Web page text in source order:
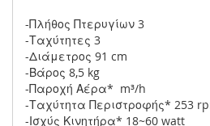
-Πλήθος Πτερυγίων 3
-Ταχύτητες 3
-Διάμετρος 91 cm
-Βάρος 8,5 kg
-Παροχή Αέρα* m³/h
-Ταχύτητα Περιστροφής* 253
-Ισχύς Κινητήρα* 18~60 watt